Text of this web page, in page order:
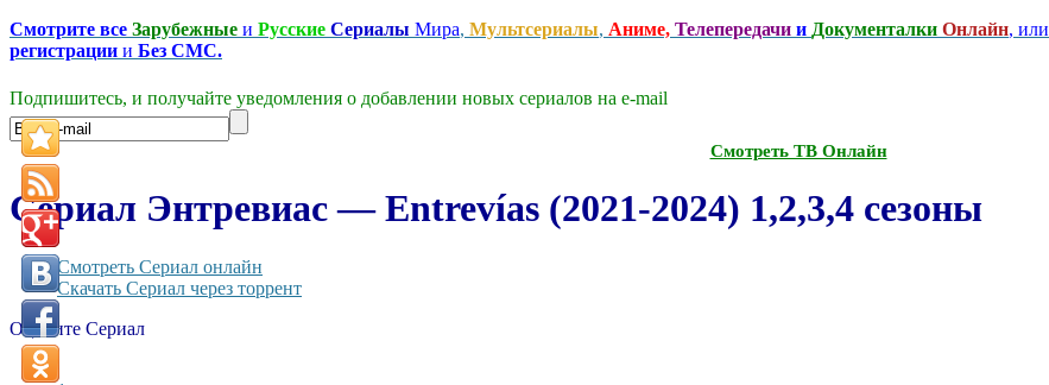
Смотрите все Зарубежные и Русские Сериалы Мира, Мультсериалы, Аниме, Телепередачи и Документалки Онлайн, или
регистрации и Без СМС.
Подпишитесь, и получайте уведомления о добавлении новых сериалов на e-mаil
Смотреть ТВ Онлайн
Сериал Энтревиас — Entrevías (2021-2024) 1,2,3,4 сезоны
Смотреть Сериал онлайн
Скачать Сериал через торрент
Оцените Сериал